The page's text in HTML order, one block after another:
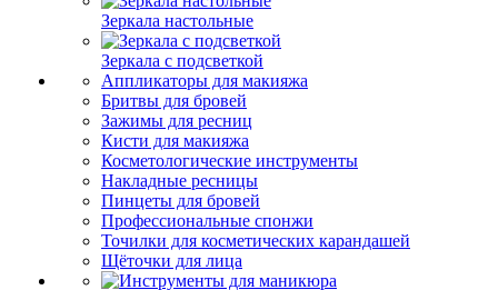
Зеркала настольные
Зеркала с подсветкой
Аппликаторы для макияжа
Бритвы для бровей
Зажимы для ресниц
Кисти для макияжа
Косметологические инструменты
Накладные ресницы
Пинцеты для бровей
Профессиональные спонжи
Точилки для косметических карандашей
Щёточки для лица